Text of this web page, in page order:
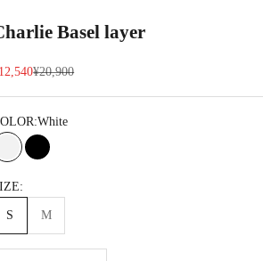
Basel layer
ール価格通常価格
¥20,900
White
WhiteBlack
S M